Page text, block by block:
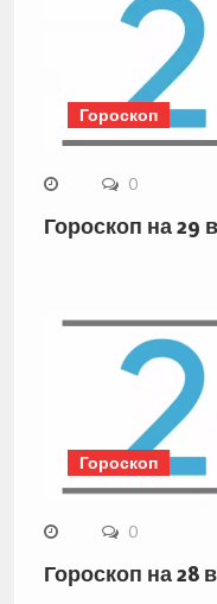
Гороскоп
0
Гороскоп на 29
Гороскоп
0
Гороскоп на 28